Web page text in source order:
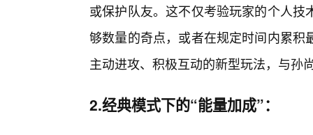
或保护队友。这不仅考验玩家的个人
够数量的奇点，或者在规定时间内累
主动进攻、积极互动的新型玩法，与孙
2.经典模式下的“能量加成”：